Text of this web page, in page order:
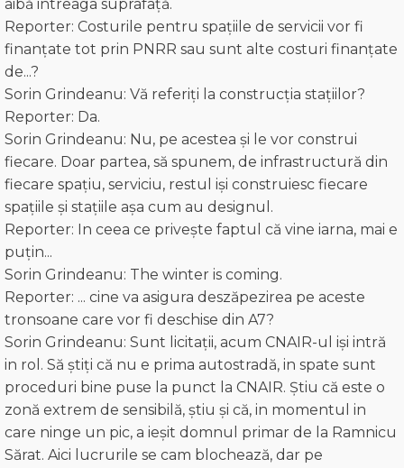
aibă intreaga suprafață.
Reporter: Costurile pentru spațiile de servicii vor fi
finanțate tot prin PNRR sau sunt alte costuri finanțate
de...?
Sorin Grindeanu: Vă referiți la construcția stațiilor?
Reporter: Da.
Sorin Grindeanu: Nu, pe acestea și le vor construi
fiecare. Doar partea, să spunem, de infrastructură din
fiecare spațiu, serviciu, restul iși construiesc fiecare
spațiile și stațiile așa cum au designul.
Reporter: In ceea ce privește faptul că vine iarna, mai e
puțin...
Sorin Grindeanu: The winter is coming.
Reporter: ... cine va asigura deszăpezirea pe aceste
tronsoane care vor fi deschise din A7?
Sorin Grindeanu: Sunt licitații, acum CNAIR-ul iși intră
in rol. Să știți că nu e prima autostradă, in spate sunt
proceduri bine puse la punct la CNAIR. Știu că este o
zonă extrem de sensibilă, știu și că, in momentul in
care ninge un pic, a ieșit domnul primar de la Ramnicu
Sărat. Aici lucrurile se cam blochează, dar pe